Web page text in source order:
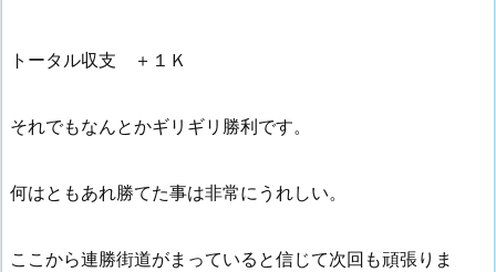
トータル収支 ＋１Ｋ
それでもなんとかギリギリ勝利です。
何はともあれ勝てた事は非常にうれしい。
ここから連勝街道がまっていると信じて次回も頑張りま